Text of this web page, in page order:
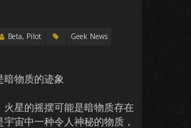
Beta, Pilot
Geek News
暗物质的迹象
火星的摇摆可能是暗物质存在
宙中一种令人神秘的物质，